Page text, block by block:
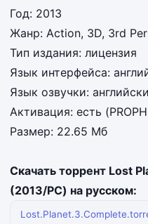
Год: 2013
Жанр: Action, 3D, 3rd
Тип издания: лицензия
Язык интерфейса:
Язык озвучки:
Активация: есть
Размер: 22.65 Мб
Скачать торрент Lost
(2013/РС) на русском: